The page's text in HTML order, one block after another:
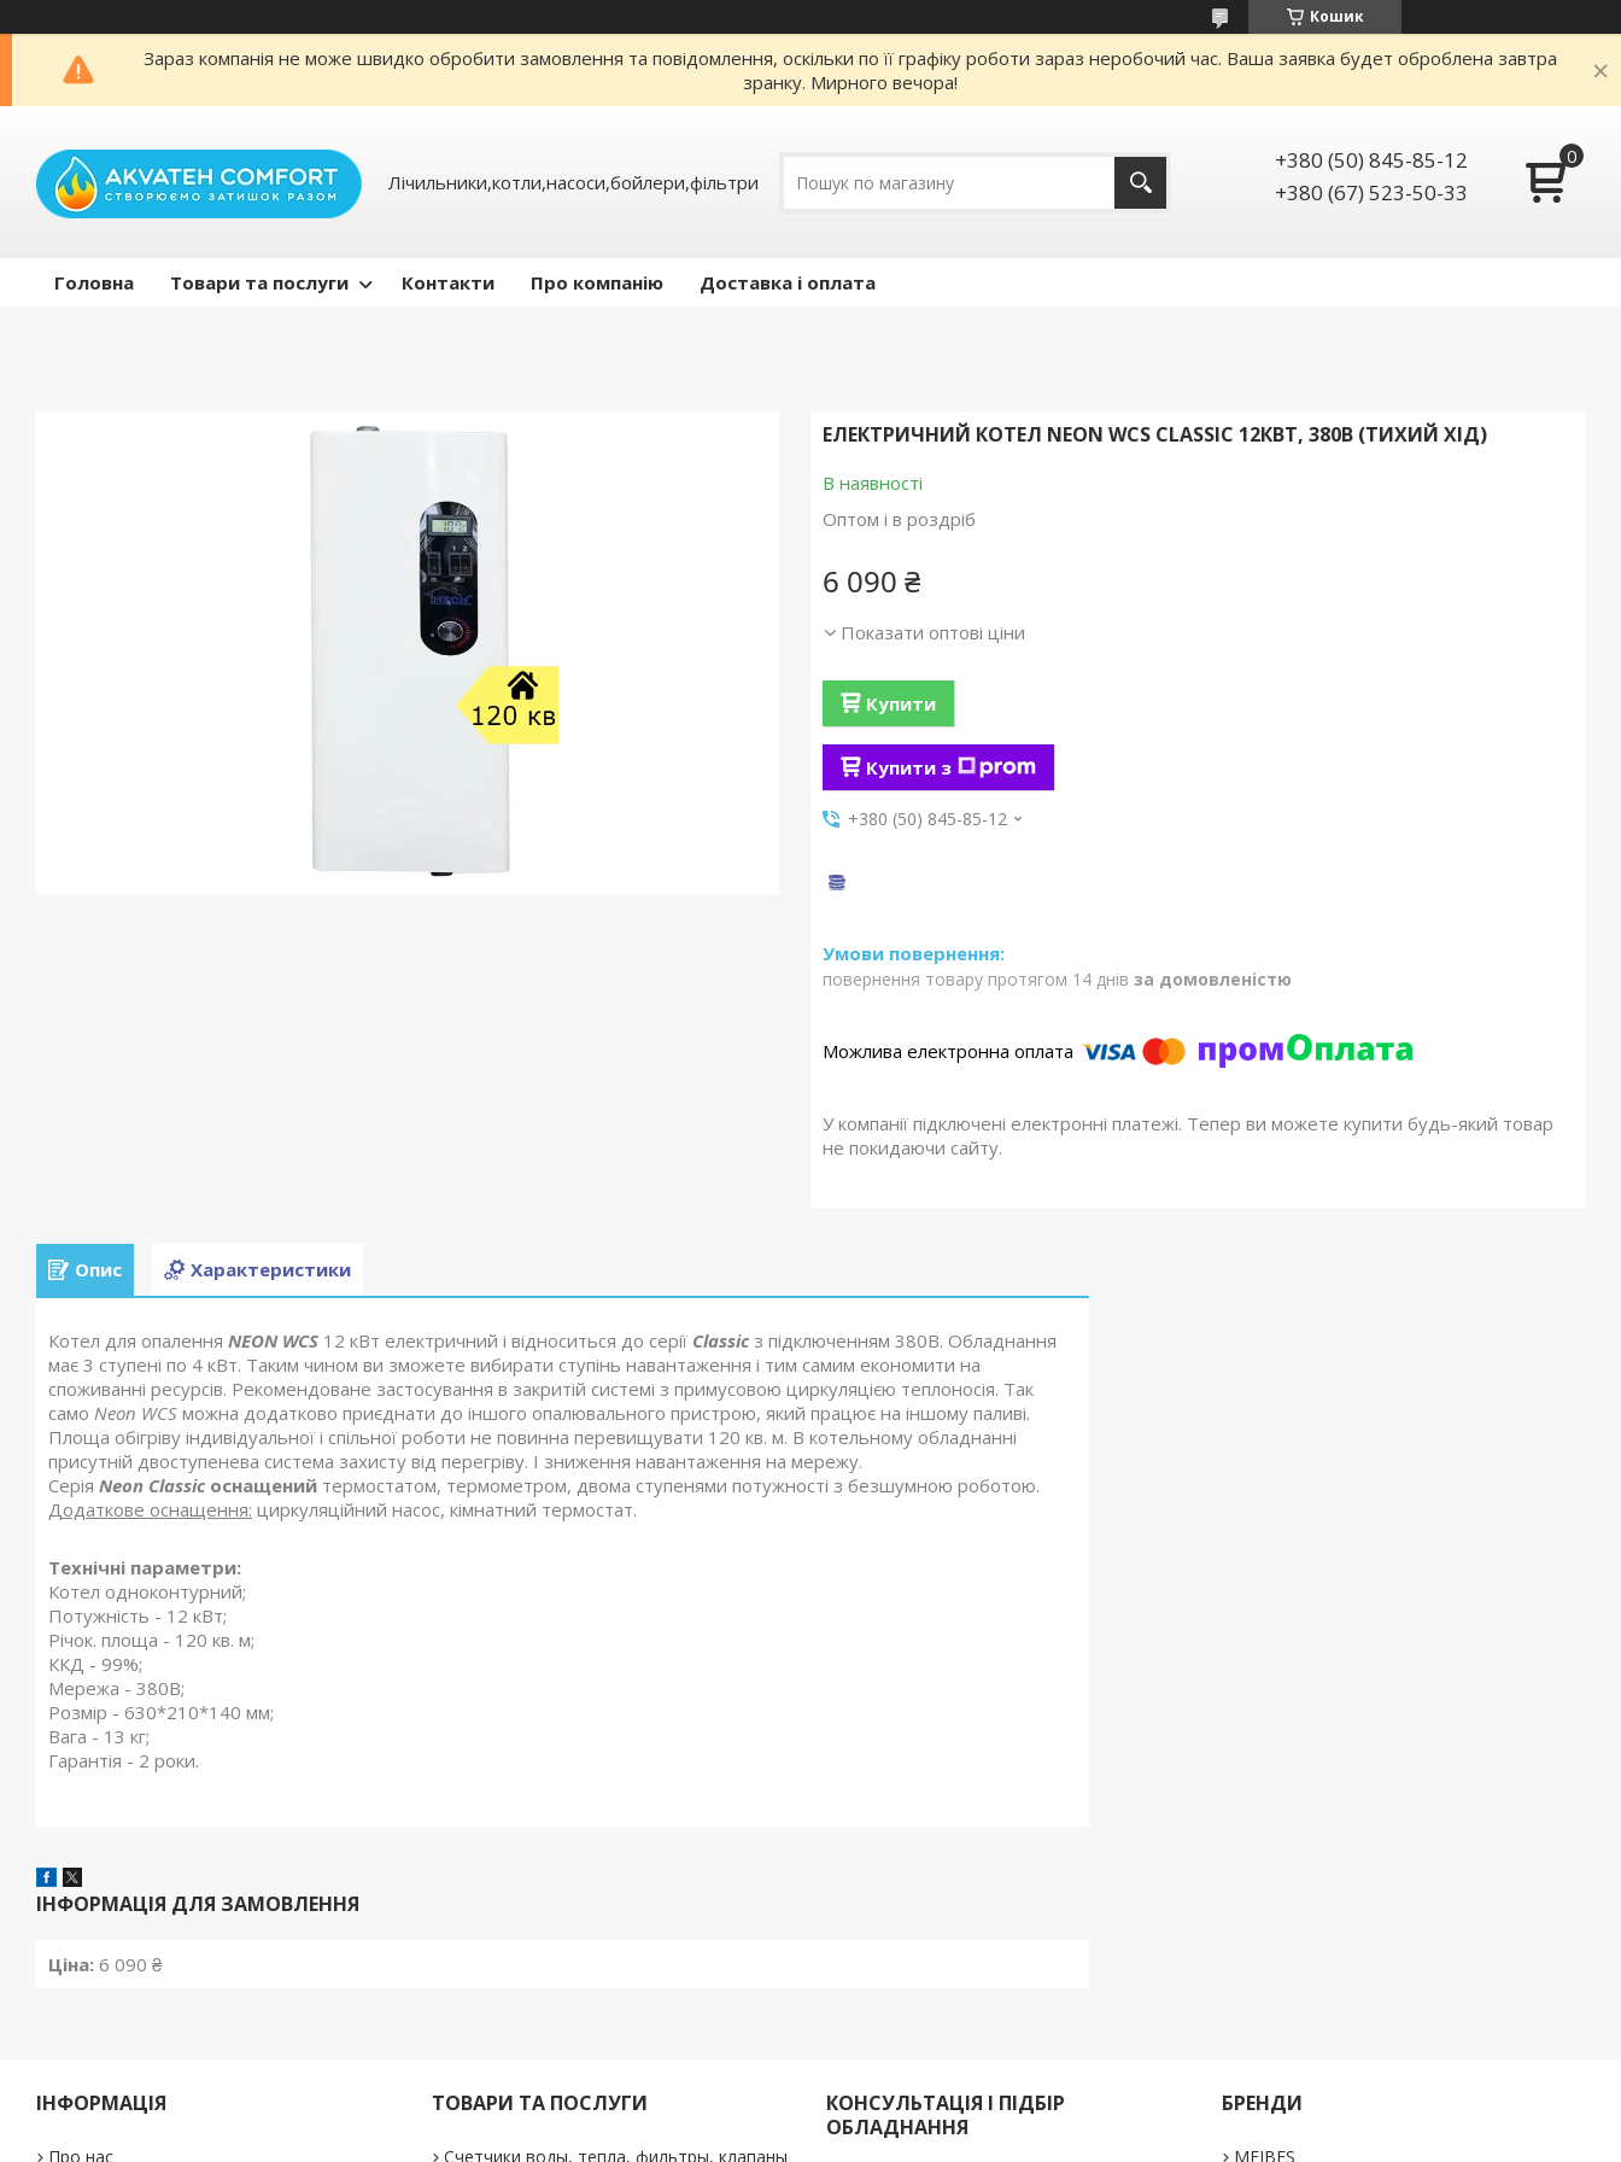
Кошик
Зараз компанія не може швидко обробити замовлення та повідомлення, оскільки по її графіку роботи зараз неробочий час. Ваша заявка будет оброблена завтра
зранку. Мирного вечора!
Лічильники,котли,насоси,бойлери,фільтри
+380 (50) 845-85-12
+380 (67) 523-50-33
Головна Товари та послуги Контакти Про компанію Доставка і оплата
ЕЛЕКТРИЧНИЙ КОТЕЛ NEON WCS CLASSIC 12КВТ, 380В (ТИХИЙ ХІД)
В наявності
Оптом і в роздріб
6 090 ₴
Показати оптові ціни
Купити
Купити з
+380 (50) 845-85-12
повернення товару протягом 14 днів за домовленістю
У компанії підключені електронні платежі. Тепер ви можете купити будь-який товар
не покидаючи сайту.
Опис Характеристики
Котел для опалення NEON WCS 12 кВт електричний і відноситься до серії Classic з підключенням 380В. Обладнання
має 3 ступені по 4 кВт. Таким чином ви зможете вибирати ступінь навантаження і тим самим економити на
споживанні ресурсів. Рекомендоване застосування в закритій системі з примусовою циркуляцією теплоносія. Так
само Neon WCS можна додатково приєднати до іншого опалювального пристрою, який працює на іншому паливі.
Площа обігріву індивідуальної і спільної роботи не повинна перевищувати 120 кв. м. В котельному обладнанні
присутній двоступенева система захисту від перегріву. І зниження навантаження на мережу.
Серія Neon Classic оснащений термостатом, термометром, двома ступенями потужності з безшумною роботою.
Додаткове оснащення: циркуляційний насос, кімнатний термостат.
Технічні параметри:
Котел одноконтурний;
Потужність - 12 кВт;
Річок. площа - 120 кв. м;
ККД - 99%;
Мережа - 380В;
Розмір - 630*210*140 мм;
Вага - 13 кг;
Гарантія - 2 роки.
ІНФОРМАЦІЯ ДЛЯ ЗАМОВЛЕННЯ
Ціна: 6 090 ₴
ІНФОРМАЦІЯ
Про нас
ТОВАРИ ТА ПОСЛУГИ
Счетчики воды, тепла, фильтры, клапаны
КОНСУЛЬТАЦІЯ І ПІДБІР
ОБЛАДНАННЯ
БРЕНДИ
MEIBES